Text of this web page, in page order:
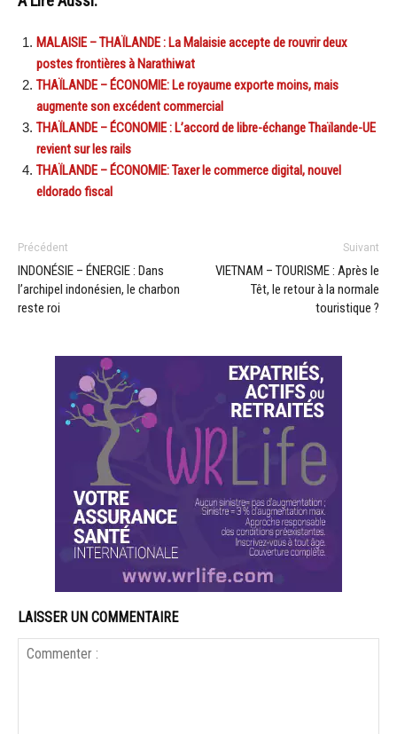
MALAISIE – THAÏLANDE : La Malaisie accepte de rouvrir deux
postes frontières à Narathiwat
THAÏLANDE – ÉCONOMIE: Le royaume exporte moins, mais
augmente son excédent commercial
THAÏLANDE – ÉCONOMIE : L’accord de libre-échange Thaïlande-UE
revient sur les rails
THAÏLANDE – ÉCONOMIE: Taxer le commerce digital, nouvel
eldorado fiscal
Précédent
INDONÉSIE – ÉNERGIE : Dans
l’archipel indonésien, le charbon
reste roi
Suivant
VIETNAM – TOURISME : Après le
Têt, le retour à la normale
touristique ?
LAISSER UN COMMENTAIRE